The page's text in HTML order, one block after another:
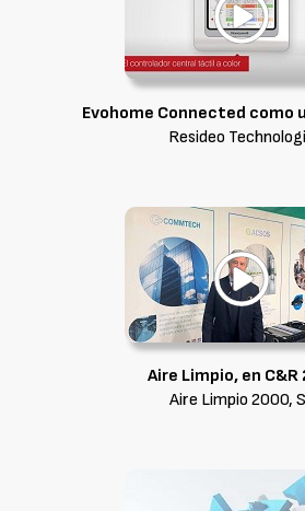
Evohome Connected como
Resideo
Aire Limpio, en C&R
Aire Limpio 2000,